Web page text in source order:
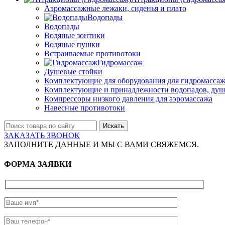
Аэромассажные лежаки, сиденья и плато
Водопады
Водопады
Водяные зонтики
Водяные пушки
Встраиваемые противотоки
Гидромассаж
Душевые стойки
Комплектующие для оборудования для
Комплектующие и принадлежности водопадов,
Компрессоры низкого давления для аэромассажа
Навесные противотоки
Искать
ЗАКАЗАТЬ ЗВОНОК
ЗАПОЛНИТЕ ДАННЫЕ И МЫ С ВАМИ СВЯЖЕМСЯ.
ФОРМА ЗАЯВКИ